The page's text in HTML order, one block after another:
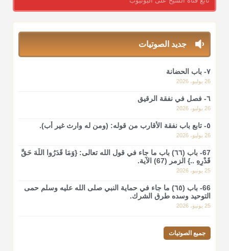
جديد الصوتيات
٧- باب الحضانة
26 يوليو، 2026
٦- فصل في نفقة الرقيق
26 يوليو، 2026
٥- تابع باب نفقة الأقارب من قوله: (ومن له وارث غير أب).
26 يوليو، 2026
67- باب (٦٦) باب ما جاء في قول الله تعالى: {وَمَا قَدَرُوا اللَّهَ حَقَّ
قَدْرِهِ ..} الزمر (67) الآية.
25 يونيو، 2026
66- باب (٦٥) ما جاء في حماية النبي صلى الله عليه وسلم حمى
التوحيد وسده طرق الشرك.
25 يونيو، 2026
جميع الصوتيات